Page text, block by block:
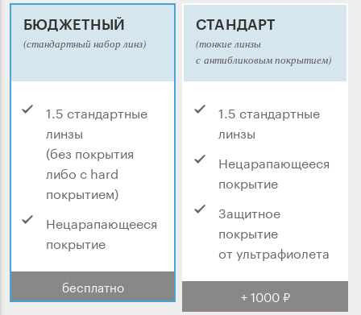
БЮДЖЕТНЫЙ
(стандартный набор линз)
1.5 стандартные
линзы
(без покрытия
либо с hard
покрытием)
Нецарапающееся
покрытие
бесплатно
СТАНДАРТ
(тонкие линзы
с антибликовым покрытием)
1.5 стандартные
линзы
Нецарапающееся
покрытие
Защитное
покрытие
от ультрафиолета
+ 1000 ₽